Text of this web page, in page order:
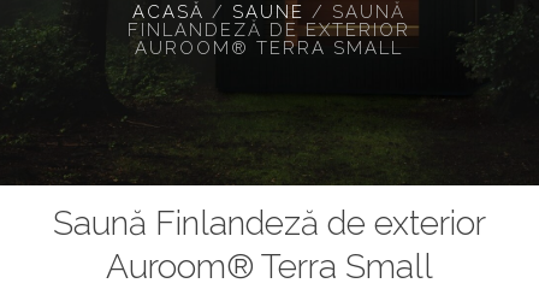
ACASĂ / SAUNE / SAUNĂ
FINLANDEZĂ DE EXTERIOR
AUROOM® TERRA SMALL
Saună Finlandeză de exterior
Auroom® Terra Small